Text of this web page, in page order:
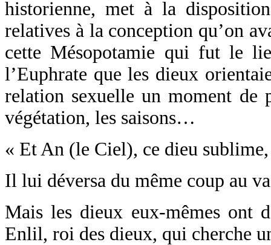
historienne, met à la
relatives à la conception qu’on
cette Mésopotamie qui fut le
l’Euphrate que les dieux
relation sexuelle un moment de
végétation, les saisons…
« Et An (le Ciel), ce dieu
Il lui déversa du même coup au
Mais les dieux eux-mêmes ont
Enlil, roi des dieux, qui cherche